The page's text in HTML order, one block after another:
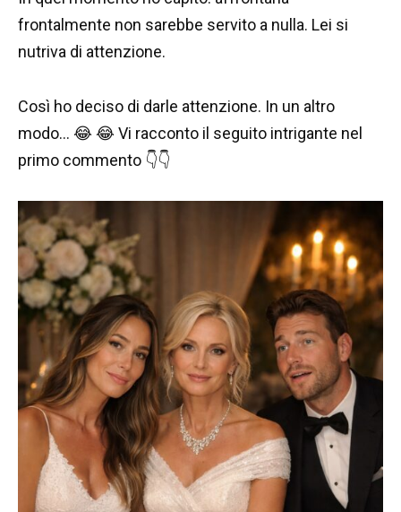
frontalmente non sarebbe servito a nulla. Lei si
nutriva di attenzione.
Così ho deciso di darle attenzione. In un altro
modo… 😂 😂 Vi racconto il seguito intrigante nel
primo commento 👇👇